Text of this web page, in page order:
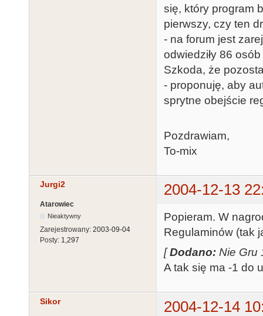
się, który program
pierwszy, czy ten
- na forum jest
odwiedziły 86
Szkoda, że
- proponuję, aby
sprytne obejście
Pozdrawiam,
To-mix
Jurgi2 2004-12-13
Atarowiec
Nieaktywny
Zarejestrowany: 2003-09-04
Posty: 1,297
Popieram. W
Regulaminów (tak
[Dodano: Nie Gru
A tak się ma -1 do
Sikor 2004-12-14